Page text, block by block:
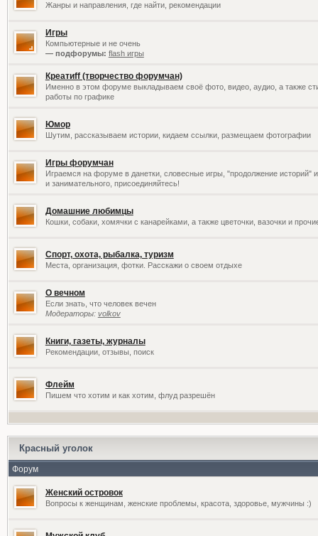
Жанры и направления, где найти, рекомендации
Игры
Компьютерные и не очень
— подфорумы: flash игры
Креатиff (творчество форумчан)
Именно в этом форуме выкладываем своё фото, видео, аудио, а также
работы по графике
Юмор
Шутим, рассказываем истории, кидаем ссылки, размещаем фотографии
Игры форумчан
Играемся на форуме в данетки, словесные игры, "продолжение историй"
и занимательного, присоединяйтесь!
Домашние любимцы
Кошки, собаки, хомячки с канарейками, а также цветочки, вазочки и
Спорт, охота, рыбалка, туризм
Места, организация, фотки. Расскажи о своем отдыхе
О вечном
Если знать, что человек вечен
Модераторы: volkov
Книги, газеты, журналы
Рекомендации, отзывы, поиск
Флейм
Пишем что хотим и как хотим, флуд разрешён
Красный уголок
Форум
Женский островок
Вопросы к женщинам, женские проблемы, красота, здоровье, мужчины :)